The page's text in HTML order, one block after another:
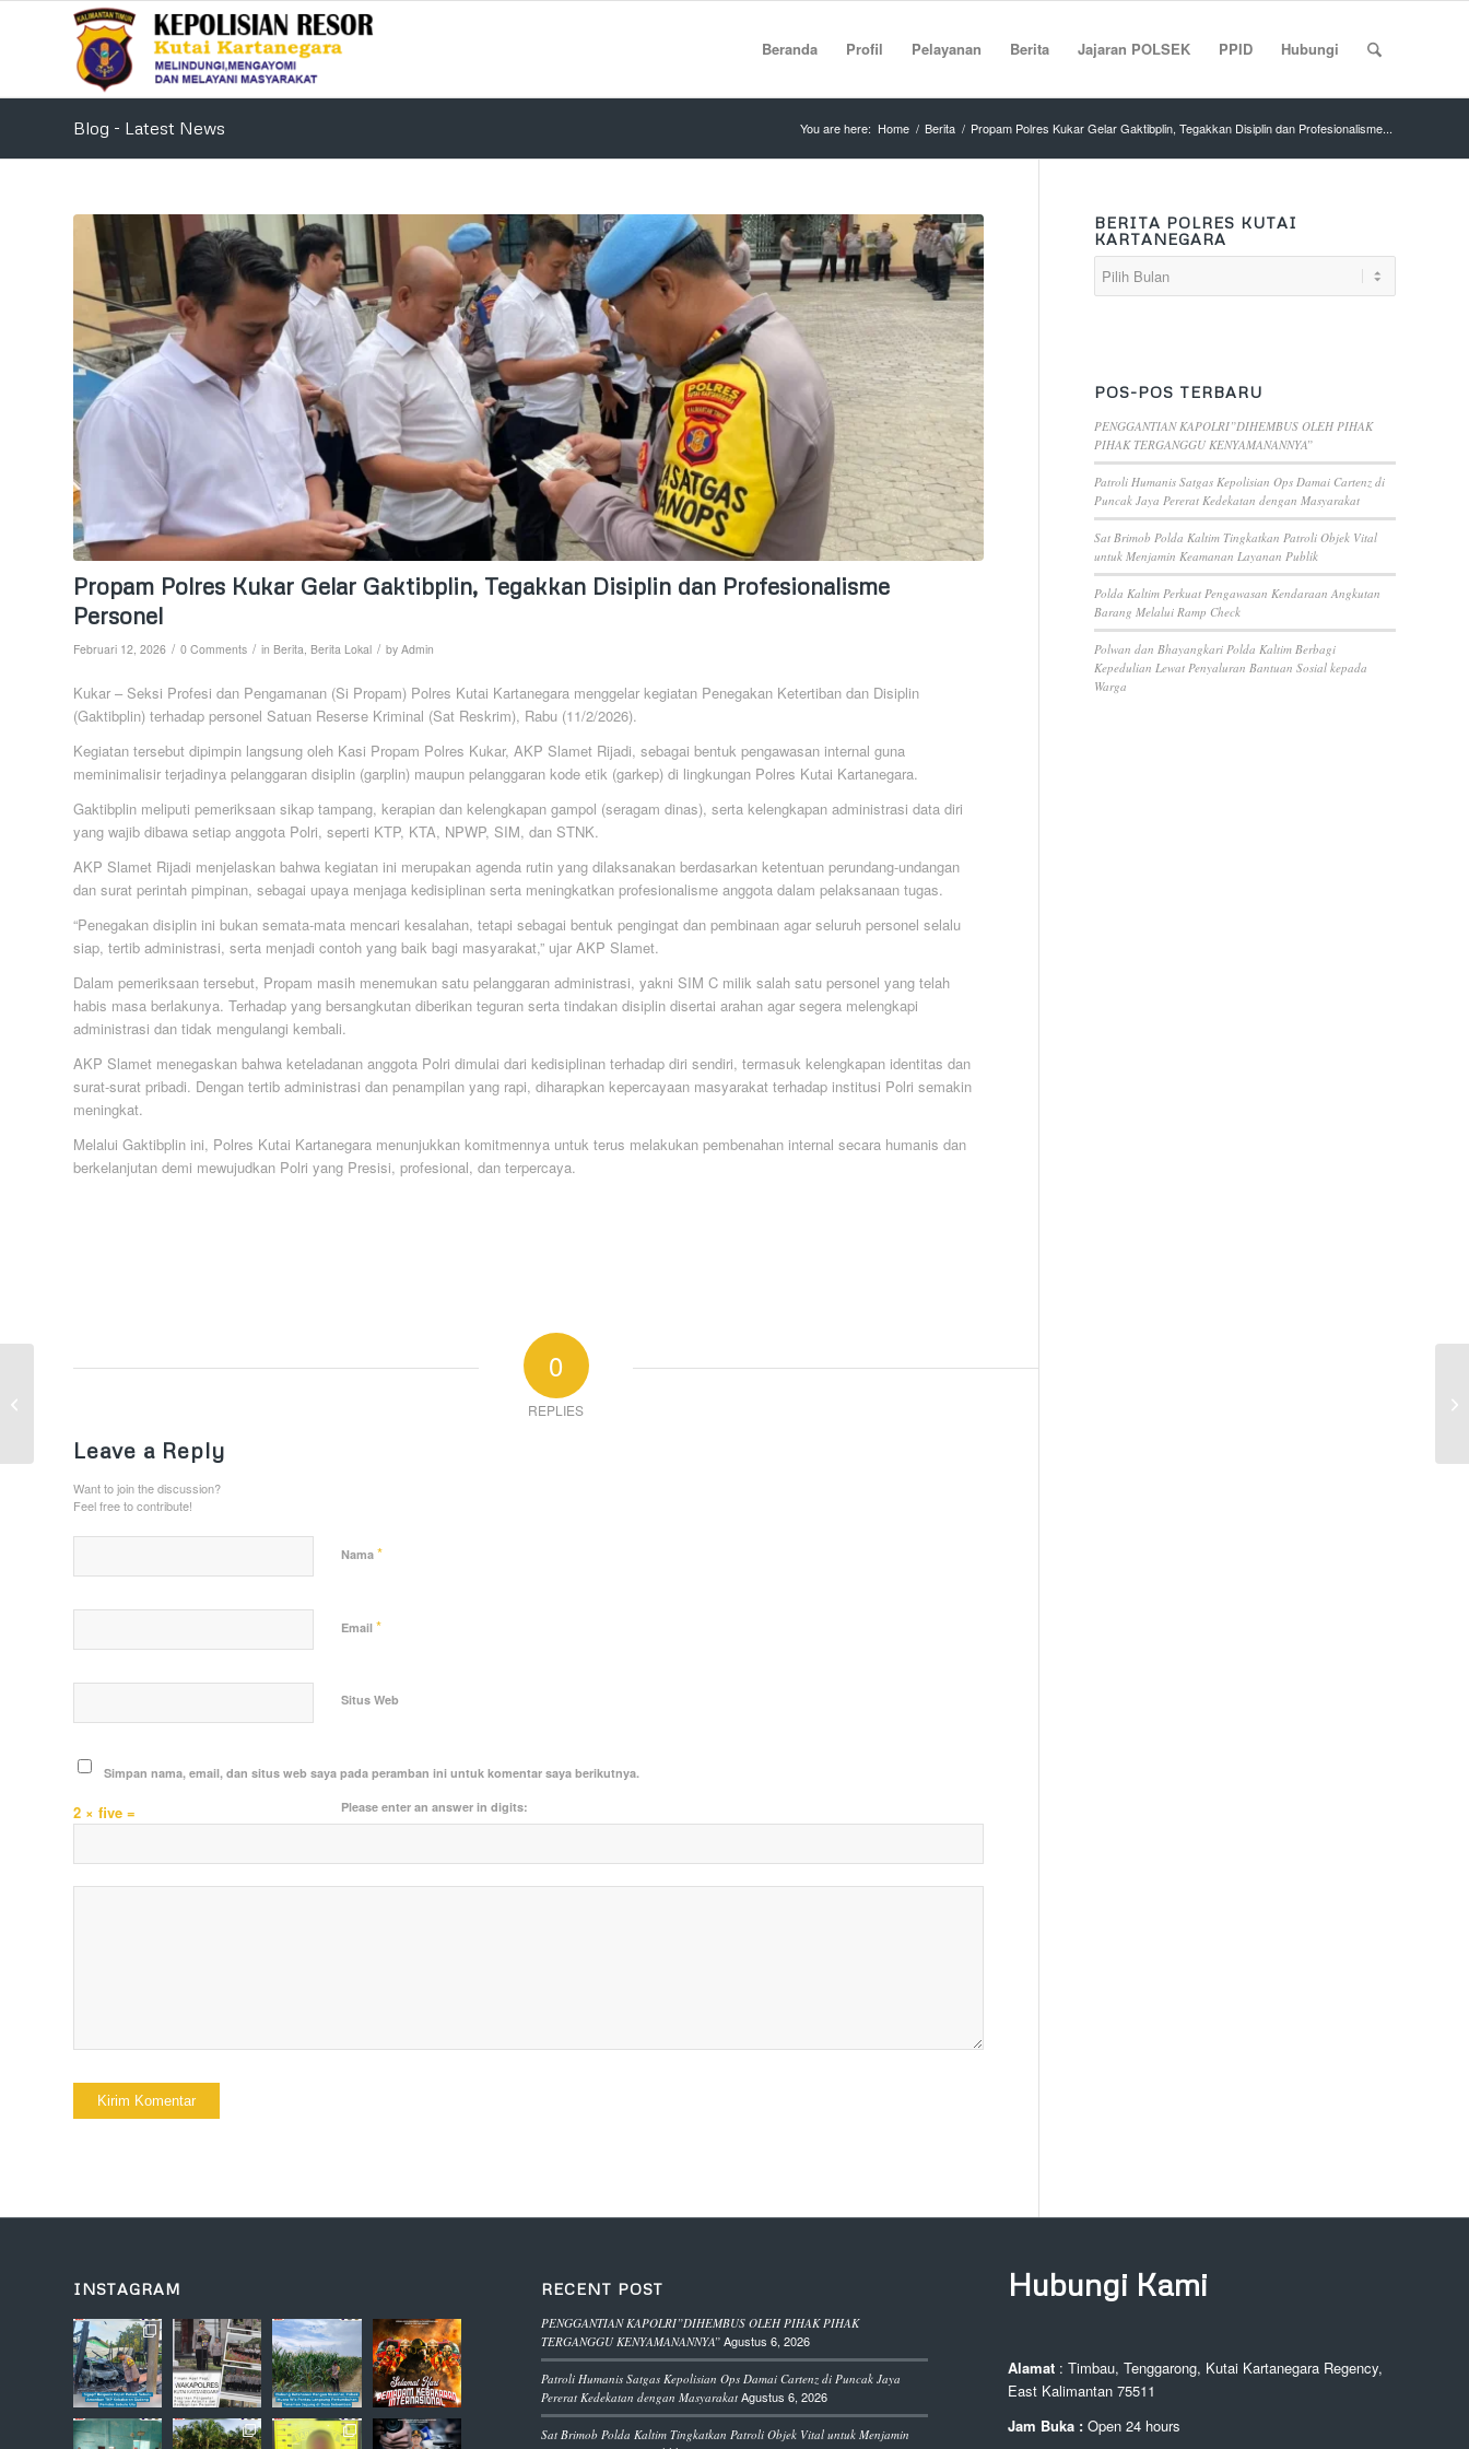
Beranda Profil Pelayanan Berita Jajaran POLSEK PPID Hubungi
Blog - Latest News You are here: Home / Berita / Propam Polres Kukar Gelar Gaktibplin, Tegakkan Disiplin dan Profesionalisme...
Propam Polres Kukar Gelar Gaktibplin, Tegakkan Disiplin dan Profesionalisme
Personel
Februari 12, 2026 / 0 Comments / in Berita Berita Lokal / by Admin
Kukar – Seksi Profesi dan Pengamanan (Si Propam) Polres Kutai Kartanegara menggelar kegiatan Penegakan Ketertiban dan Disiplin
(Gaktibplin) terhadap personel Satuan Reserse Kriminal (Sat Reskrim), Rabu (11/2/2026).
Kegiatan tersebut dipimpin langsung oleh Kasi Propam Polres Kukar, AKP Slamet Rijadi, sebagai bentuk pengawasan internal guna
meminimalisir terjadinya pelanggaran disiplin (garplin) maupun pelanggaran kode etik (garkep) di lingkungan Polres Kutai Kartanegara.
Gaktibplin meliputi pemeriksaan sikap tampang, kerapian dan kelengkapan gampol (seragam dinas), serta kelengkapan administrasi data diri
yang wajib dibawa setiap anggota Polri, seperti KTP, KTA, NPWP, SIM, dan STNK.
AKP Slamet Rijadi menjelaskan bahwa kegiatan ini merupakan agenda rutin yang dilaksanakan berdasarkan ketentuan perundang-undangan
dan surat perintah pimpinan, sebagai upaya menjaga kedisiplinan serta meningkatkan profesionalisme anggota dalam pelaksanaan tugas.
“Penegakan disiplin ini bukan semata-mata mencari kesalahan, tetapi sebagai bentuk pengingat dan pembinaan agar seluruh personel selalu
siap, tertib administrasi, serta menjadi contoh yang baik bagi masyarakat,” ujar AKP Slamet.
Dalam pemeriksaan tersebut, Propam masih menemukan satu pelanggaran administrasi, yakni SIM C milik salah satu personel yang telah
habis masa berlakunya. Terhadap yang bersangkutan diberikan teguran serta tindakan disiplin disertai arahan agar segera melengkapi
administrasi dan tidak mengulangi kembali.
AKP Slamet menegaskan bahwa keteladanan anggota Polri dimulai dari kedisiplinan terhadap diri sendiri, termasuk kelengkapan identitas dan
surat-surat pribadi. Dengan tertib administrasi dan penampilan yang rapi, diharapkan kepercayaan masyarakat terhadap institusi Polri semakin
meningkat.
Melalui Gaktibplin ini, Polres Kutai Kartanegara menunjukkan komitmennya untuk terus melakukan pembenahan internal secara humanis dan
berkelanjutan demi mewujudkan Polri yang Presisi, profesional, dan terpercaya.
0
REPLIES
Leave a Reply
Want to join the discussion?
Feel free to contribute!
Nama *
Email *
Situs Web
Simpan nama, email, dan situs web saya pada peramban ini untuk komentar saya berikutnya.
Please enter an answer in digits:
2 × five =
BERITA POLRES KUTAI
KARTANEGARA
POS-POS TERBARU
PENGGANTIAN KAPOLRI”DIHEMBUS OLEH PIHAK
PIHAK TERGANGGU KENYAMANANNYA”
Patroli Humanis Satgas Kepolisian Ops Damai Cartenz di
Puncak Jaya Pererat Kedekatan dengan Masyarakat
Sat Brimob Polda Kaltim Tingkatkan Patroli Objek Vital
untuk Menjamin Keamanan Layanan Publik
Polda Kaltim Perkuat Pengawasan Kendaraan Angkutan
Barang Melalui Ramp Check
Polwan dan Bhayangkari Polda Kaltim Berbagi
Kepedulian Lewat Penyaluran Bantuan Sosial kepada
Warga
INSTAGRAM RECENT POST
PENGGANTIAN KAPOLRI”DIHEMBUS OLEH PIHAK PIHAK
TERGANGGU KENYAMANANNYA” Agustus 6, 2026
Patroli Humanis Satgas Kepolisian Ops Damai Cartenz di Puncak Jaya
Pererat Kedekatan dengan Masyarakat Agustus 6, 2026
Sat Brimob Polda Kaltim Tingkatkan Patroli Objek Vital untuk Menjamin
Hubungi Kami
Alamat : Timbau, Tenggarong, Kutai Kartanegara Regency,
East Kalimantan 75511
Jam Buka :Open 24 hours
Polsek Kota Bangun
SMAN 2 Kota B...